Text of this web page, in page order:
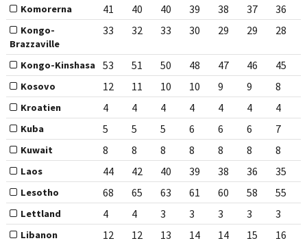
Komorerna 41 40 40 39 38 37 36
Kongo-
Brazzaville
33 32 33 30 29 29 28
Kongo-Kinshasa 53 51 50 48 47 46 45
Kosovo 12 11 10 10 9 9 8
Kroatien 4 4 4 4 4 4 4
Kuba 5 5 5 6 6 6 7
Kuwait 8 8 8 8 8 8 8
Laos 44 42 40 39 38 36 35
Lesotho 68 65 63 61 60 58 55
Lettland 4 4 3 3 3 3 3
Libanon 12 12 13 14 14 15 16